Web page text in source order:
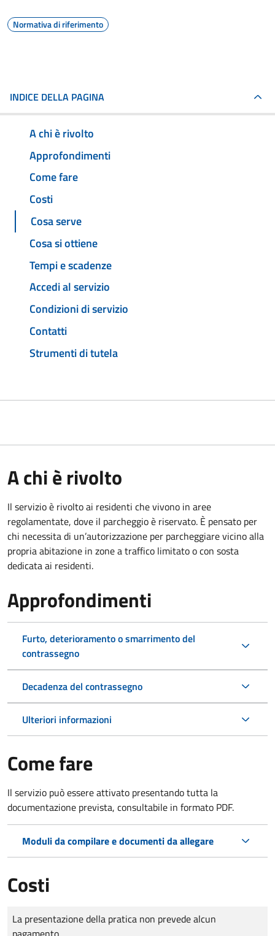
Normativa di riferimento
INDICE DELLA PAGINA
A chi è rivolto
Approfondimenti
Come fare
Costi
Cosa serve
Cosa si ottiene
Tempi e scadenze
Accedi al servizio
Condizioni di servizio
Contatti
Strumenti di tutela
A chi è rivolto
Il servizio è rivolto ai residenti che vivono in aree
regolamentate, dove il parcheggio è riservato. È pensato per
chi necessita di un’autorizzazione per parcheggiare vicino alla
propria abitazione in zone a traffico limitato o con sosta
dedicata ai residenti.
Approfondimenti
Furto, deterioramento o smarrimento del
contrassegno
Decadenza del contrassegno
Ulteriori informazioni
Come fare
Il servizio può essere attivato presentando tutta la
documentazione prevista, consultabile in formato PDF.
Moduli da compilare e documenti da allegare
Costi
Tipo di pagamento
Importo
La presentazione della pratica non prevede alcun